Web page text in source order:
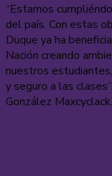
“Estamos
del país. Con estas
Duque ya ha
Nación creando
nuestros
y seguro a las
González Maxcyclack.